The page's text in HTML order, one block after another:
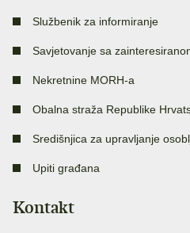
Službenik za informiranje
Savjetovanje sa
Nekretnine MORH-a
Obalna straža Republike
Središnjica za upravljanje
Upiti građana
Kontakt